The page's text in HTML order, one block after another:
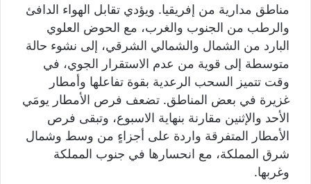
مناطق مدارية من إفريقيا. ويؤدي تقابل الهواء الدافئ
والرطب من الجنوب والغرب، مع الحوض العلوي
البارد من الشمال والشمالي الشرقي، إلى نشوء حالة
متوسطة إلى قوية من عدم الاستقرار الجوي، في
وقت تتميز السحب الرعدية بقوة تفاعلها وأمطار
غزيرة في بعض المناطق. تضعف فرص الأمطار يومَي
الأحد والإثنين مقارنة بنهاية الاسبوع، وتبقى فرص
الأمطار المتفرقة واردة على أجزاءٍ من وسط وشمال
شرق المملكة، مع انحسارها في جنوب المملكة
وغربها.